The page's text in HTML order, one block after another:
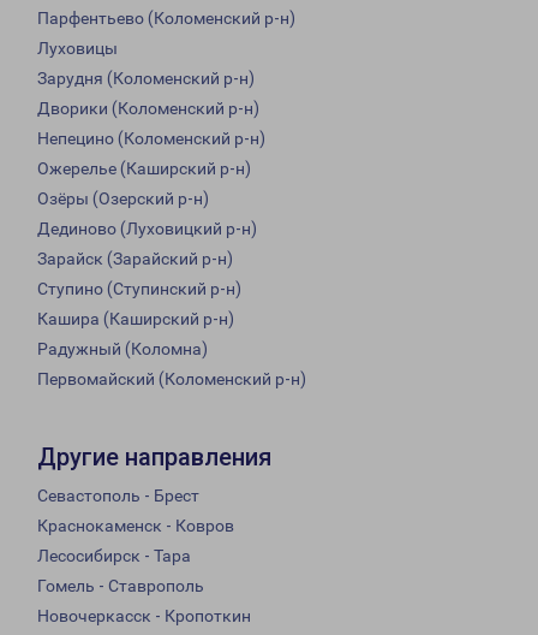
Парфентьево (Коломенский р-н)
Луховицы
Зарудня (Коломенский р-н)
Дворики (Коломенский р-н)
Непецино (Коломенский р-н)
Ожерелье (Каширский р-н)
Озёры (Озерский р-н)
Дединово (Луховицкий р-н)
Зарайск (Зарайский р-н)
Ступино (Ступинский р-н)
Кашира (Каширский р-н)
Радужный (Коломна)
Первомайский (Коломенский р-н)
Другие направления
Севастополь - Брест
Краснокаменск - Ковров
Лесосибирск - Тара
Гомель - Ставрополь
Новочеркасск - Кропоткин